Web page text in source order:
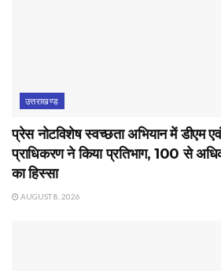
उत्तराखण्ड
प्रेस नोटविशेष स्वच्छता अभियान में डीएम
प्राधिकरण ने किया प्रतिभाग, 100 से
का हिस्सा
AUGUST 8, 2026